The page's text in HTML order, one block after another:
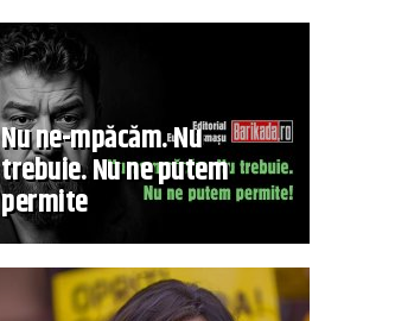
Nu ne-mpăcăm. Nu
trebuie. Nu ne putem
permite